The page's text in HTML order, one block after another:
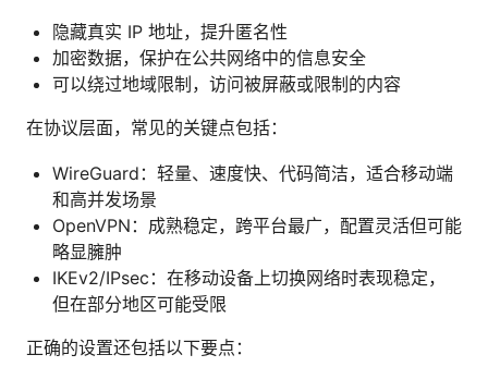
隐藏真实 IP 地址，提升匿名性
加密数据，保护在公共网络中的信息安全
可以绕过地域限制，访问被屏蔽或限制的内容
在协议层面，常见的关键点包括：
WireGuard：轻量、速度快、代码简洁，适合移动端
和高并发场景
OpenVPN：成熟稳定，跨平台最广，配置灵活但可能
略显臃肿
IKEv2/IPsec：在移动设备上切换网络时表现稳定，
但在部分地区可能受限
正确的设置还包括以下要点：